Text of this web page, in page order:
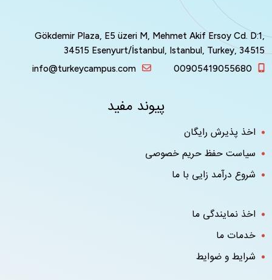
Gökdemir Plaza, E5 üzeri M, Mehmet Akif Ersoy Cd.
34515 Esenyurt/İstanbul, Istanbul, Turkey,
info@turkeycampus.com
پیوند مفید
پذیرش رایگان
حفظ حریم خصوصی
درآمد زایی با ما
نمایندگی ما
ما
و ضوایط